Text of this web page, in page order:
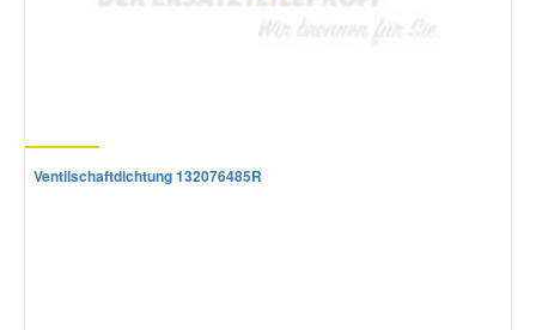
Ventilschaftdichtung 132076485R
Porsche Ersatzteile